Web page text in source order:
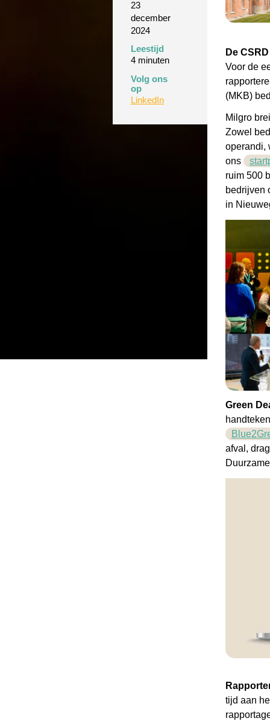
23
december
2024
Leestijd
4 minuten
Volg ons
op
LinkedIn
De
Voor de
(MKB)
Milgro
Zowel
operandi,
ons
ruim 500
bedrijven
in
Green
afval,
tijd aan